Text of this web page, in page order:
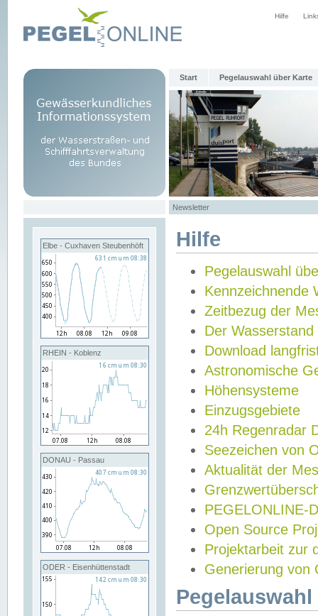
Hilfe
Start Pegelauswahl über Karte
Newsletter
Elbe - Cuxhaven Steubenhöft
RHEIN - Koblenz
DONAU - Passau
ODER - Eisenhüttenstadt
Hilfe
Pegelauswahl
Kennzeichnende
Zeitbezug der
Der Wasserstand
Download
Astronomische
Höhensysteme
Einzugsgebiete
24h Regenradar
Seezeichen von
Aktualität der
PEGELONLINE-
Open Source
Projektarbeit zur
Generierung von